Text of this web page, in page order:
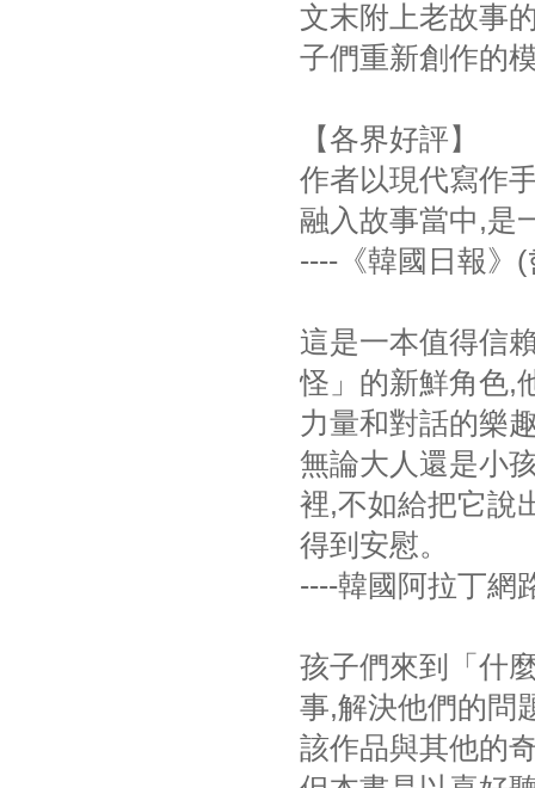
文末附上老故事
子們重新創作的
【各界好評】
作者以現代寫作
融入故事當中,是
----《韓國日報》
這是一本值得信
怪」的新鮮角色,
力量和對話的樂
無論大人還是小
裡,不如給把它說
得到安慰。
----韓國阿拉丁網
孩子們來到「什
事,解決他們的問
該作品與其他的